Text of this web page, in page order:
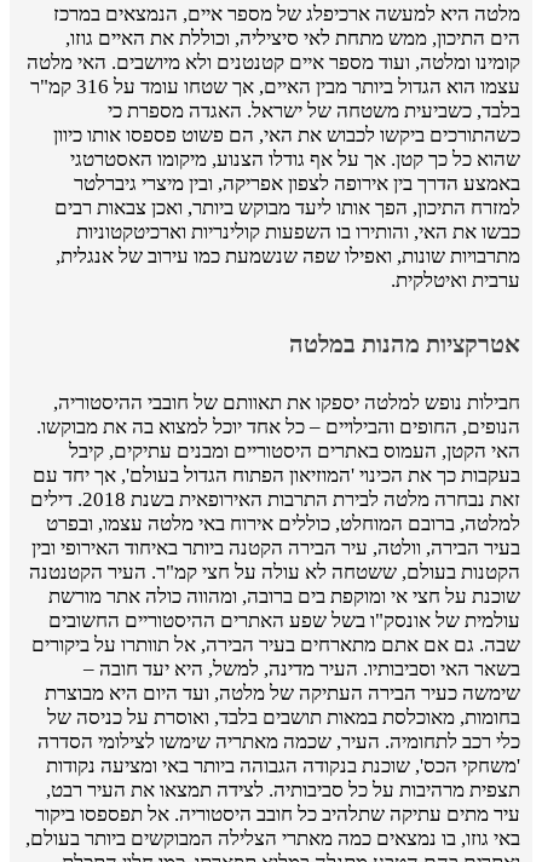
מלטה היא למעשה ארכיפלג של מספר איים, הנמצאים במרכז
הים התיכון, ממש מתחת לאי סיציליה, וכוללת את האיים גוזו,
קומינו ומלטה, ועוד מספר איים קטנטנים ולא מיושבים. האי מלטה
עצמו הוא הגדול ביותר מבין האיים, אך שטחו עומד על 316 קמ"ר
בלבד, כשביעית משטחה של ישראל. האגדה מספרת כי
כשהתורכים ביקשו לכבוש את האי, הם פשוט פספסו אותו כיוון
שהוא כל כך קטן. אך על אף גודלו הצנוע, מיקומו האסטרטגי
באמצע הדרך בין אירופה לצפון אפריקה, ובין מיצרי גיברלטר
למזרח התיכון, הפך אותו ליעד מבוקש ביותר, ואכן צבאות רבים
כבשו את האי, והותירו בו השפעות קולינריות וארכיטקטוניות
מתרבויות שונות, ואפילו שפה שנשמעת כמו עירוב של אנגלית,
ערבית ואיטלקית.
אטרקציות מהנות במלטה
חבילות נופש למלטה יספקו את תאוותם של חובבי ההיסטוריה,
הנופים, החופים והבילויים – כל אחד יוכל למצוא בה את מבוקשו.
האי הקטן, העמוס באתרים היסטוריים ומבנים עתיקים, קיבל
בעקבות כך את הכינוי 'המוזיאון הפתוח הגדול בעולם', אך יחד עם
זאת נבחרה מלטה לבירת התרבות האירופאית בשנת 2018. דילים
למלטה, ברובם המוחלט, כוללים אירוח באי מלטה עצמו, ובפרט
בעיר הבירה, וולטה, עיר הבירה הקטנה ביותר באיחוד האירופי ובין
הקטנות בעולם, ששטחה לא עולה על חצי קמ"ר. העיר הקטנטנה
שוכנת על חצי אי ומוקפת בים ברובה, ומהווה כולה אתר מורשת
עולמית של אונסק"ו בשל שפע האתרים ההיסטוריים החשובים
שבה. גם אם אתם מתארחים בעיר הבירה, אל תוותרו על ביקורים
בשאר האי וסביבותיו. העיר מדינה, למשל, היא יעד חובה –
שימשה כעיר הבירה העתיקה של מלטה, ועד היום היא מבוצרת
בחומות, מאוכלסת במאות תושבים בלבד, ואוסרת על כניסה של
כלי רכב לתחומיה. העיר, שכמה מאתריה שימשו לצילומי הסדרה
'משחקי הכס', שוכנת בנקודה הגבוהה ביותר באי ומציעה נקודות
תצפית מרהיבות על כל סביבותיה. לצידה תמצאו את העיר רבט,
עיר מתים עתיקה שתלהיב כל חובב היסטוריה. אל תפספסו ביקור
באי גוזו, בו נמצאים כמה מאתרי הצלילה המבוקשים ביותר בעולם,